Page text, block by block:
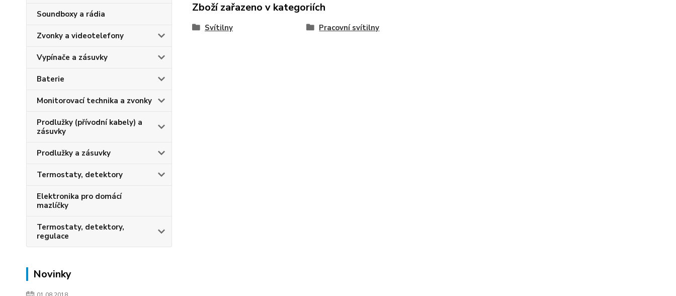
Soundboxy a rádia
Zvonky a videotelefony
Vypínače a zásuvky
Baterie
Monitorovací technika a zvonky
Prodlužky (přívodní kabely) a
zásuvky
Prodlužky a zásuvky
Termostaty, detektory
Elektronika pro domácí
mazlíčky
Termostaty, detektory,
regulace
Novinky
Zboží zařazeno v kategoriích
Svítilny Pracovní svítilny